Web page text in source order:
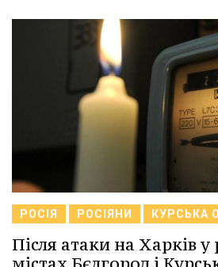
РОСІЯ РОСІЯНИ КУРСЬКА
Після атаки на Харків у